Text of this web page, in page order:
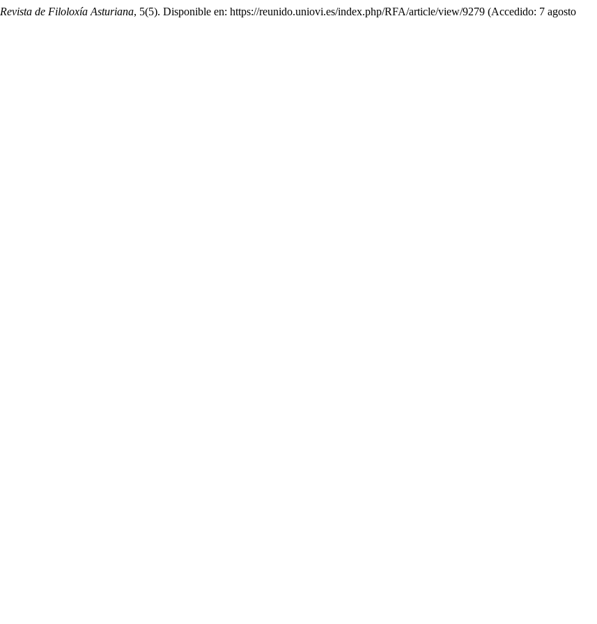
Revista de Filoloxía Asturiana, 5(5). Disponible en: https://reunido.uniovi.es/index.php/RFA/article/view/9279 (Accedido: 7 agosto